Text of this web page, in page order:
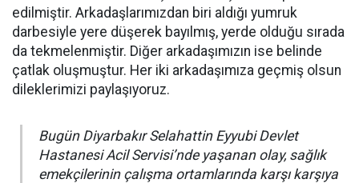
edilmiştir. Arkadaşlarımızdan biri aldığı yumruk
darbesiyle yere düşerek bayılmış, yerde olduğu sırada
da tekmelenmiştir. Diğer arkadaşımızın ise belinde
çatlak oluşmuştur. Her iki arkadaşımıza geçmiş olsun
dileklerimizi paylaşıyoruz.
Bugün Diyarbakır Selahattin Eyyubi Devlet
Hastanesi Acil Servisi’nde yaşanan olay, sağlık
emekçilerinin çalışma ortamlarında karşı karşıya